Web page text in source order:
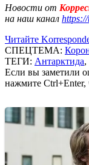
Новости от
на наш канал
Читайте
СПЕЦТЕМА:
ТЕГИ: Антарктида,
Если вы заметили
нажмите Ctrl+Enter,